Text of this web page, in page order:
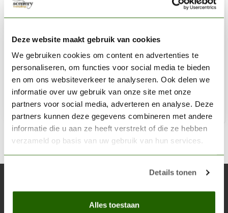
Deze website maakt gebruik van cookies
We gebruiken cookies om content en advertenties te
personaliseren, om functies voor social media te bieden
en om ons websiteverkeer te analyseren. Ook delen we
informatie over uw gebruik van onze site met onze
partners voor social media, adverteren en analyse. Deze
partners kunnen deze gegevens combineren met andere
informatie die u aan ze heeft verstrekt of die ze hebben
verzameld op basis van uw gebruik van hun services.
Details tonen
Alles toestaan
Filter For Nato Vehicles - Weathering Filter - 35ml -
AK076
€3,75
Op voorraad